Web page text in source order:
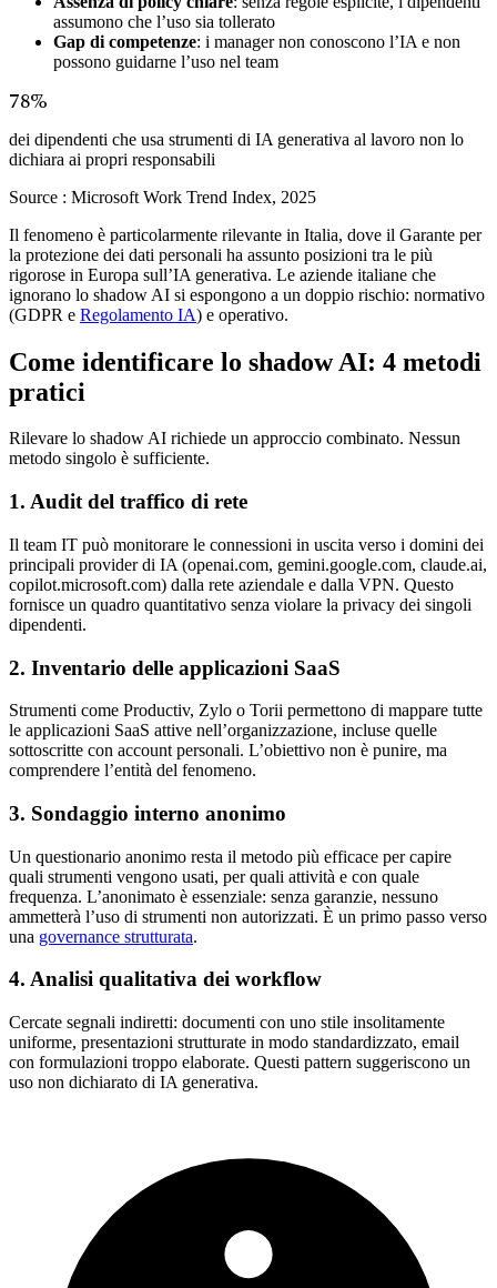
assumono che l’uso sia tollerato
Gap di competenze: i manager non conoscono l’IA e non
possono guidarne l’uso nel team
78%
dei dipendenti che usa strumenti di IA generativa al lavoro non lo
dichiara ai propri responsabili
Source : Microsoft Work Trend Index, 2025
Il fenomeno è particolarmente rilevante in Italia, dove il Garante per
la protezione dei dati personali ha assunto posizioni tra le più
rigorose in Europa sull’IA generativa. Le aziende italiane che
ignorano lo shadow AI si espongono a un doppio rischio: normativo
(GDPR e Regolamento IA) e operativo.
Come identificare lo shadow AI: 4 metodi
pratici
Rilevare lo shadow AI richiede un approccio combinato. Nessun
metodo singolo è sufficiente.
1. Audit del traffico di rete
Il team IT può monitorare le connessioni in uscita verso i domini dei
principali provider di IA (openai.com, gemini.google.com, claude.ai,
copilot.microsoft.com) dalla rete aziendale e dalla VPN. Questo
fornisce un quadro quantitativo senza violare la privacy dei singoli
dipendenti.
2. Inventario delle applicazioni SaaS
Strumenti come Productiv, Zylo o Torii permettono di mappare tutte
le applicazioni SaaS attive nell’organizzazione, incluse quelle
sottoscritte con account personali. L’obiettivo non è punire, ma
comprendere l’entità del fenomeno.
3. Sondaggio interno anonimo
Un questionario anonimo resta il metodo più efficace per capire
quali strumenti vengono usati, per quali attività e con quale
frequenza. L’anonimato è essenziale: senza garanzie, nessuno
ammetterà l’uso di strumenti non autorizzati. È un primo passo verso
una governance strutturata.
4. Analisi qualitativa dei workflow
Cercate segnali indiretti: documenti con uno stile insolitamente
uniforme, presentazioni strutturate in modo standardizzato, email
con formulazioni troppo elaborate. Questi pattern suggeriscono un
uso non dichiarato di IA generativa.